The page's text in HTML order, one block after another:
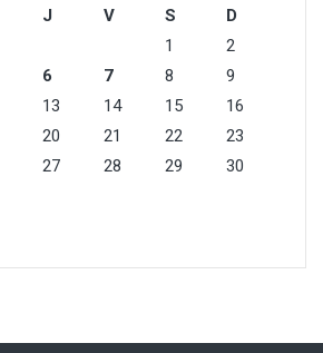
J V S
D
1
2
6 7 8
9
13 14 15
16
20 21 22
23
27 28 29
30